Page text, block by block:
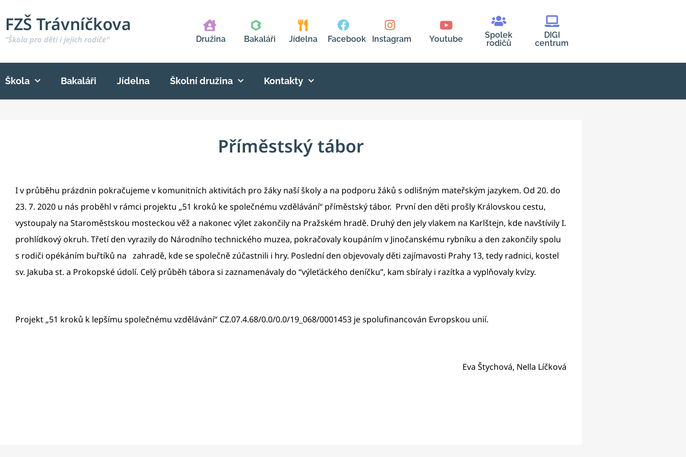
FZŠ Trávníčkova
“Škola pro děti i jejich rodiče“ Družina Bakaláři Jídelna Facebook Instagram Youtube
Spolek
rodičů
DIGI
centrum
Škola Bakaláři Jídelna Školní družina Kontakty
Příměstský tábor
I v průběhu prázdnin pokračujeme v komunitních aktivitách pro žáky naší školy a na podporu žáků s odlišným mateřským jazykem. Od 20. do
23. 7. 2020 u nás proběhl v rámci projektu „51 kroků ke společnému vzdělávání“ příměstský tábor. První den děti prošly Královskou cestu,
vystoupaly na Staroměstskou mosteckou věž a nakonec výlet zakončily na Pražském hradě. Druhý den jely vlakem na Karlštejn, kde navštívily I.
prohlídkový okruh. Třetí den vyrazily do Národního technického muzea, pokračovaly koupáním v Jinočanskému rybníku a den zakončily spolu
s rodiči opékáním buřtíků na zahradě, kde se společně zúčastnili i hry. Poslední den objevovaly děti zajímavosti Prahy 13, tedy radnici, kostel
sv. Jakuba st. a Prokopské údolí. Celý průběh tábora si zaznamenávaly do “výleťáckého deníčku”, kam sbíraly i razítka a vyplňovaly kvízy.
Projekt „51 kroků k lepšímu společnému vzdělávání“ CZ.07.4.68/0.0/0.0/19_068/0001453 je spolufinancován Evropskou unií.
Eva Štychová, Nella Líčková